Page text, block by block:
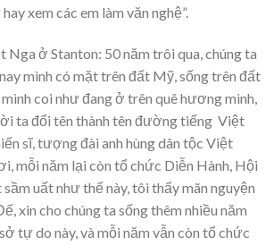
xem các em làm văn nghệ”.
Nga ở Stanton: 50 năm trôi qua, chúng ta
mình có mặt trên đất Mỹ, sống trên đất
coi như đang ở trên quê hương mình,
ta đổi tên thành tên đường tiếng Việt
sĩ, tượng đài anh hùng dân tộc Việt
mỗi năm lại còn tổ chức Diễn Hành, Hội
uất như thế này, tôi thấy mãn nguyện
xin cho chúng ta sống thêm nhiều năm
tự do này, và mỗi năm vẫn còn tổ chức